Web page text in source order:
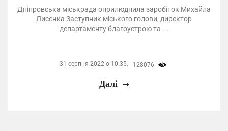
Дніпровська міськрада оприлюднила заробіток Михайла
Лисенка Заступник міського голови, директор
департаменту благоустрою та ...
31 серпня 2022 о 10:35, 128076
Далі